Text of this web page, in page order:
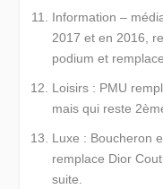
Information –
2017 et en 2016,
podium et
Loisirs : PMU
mais qui reste
Luxe : Boucheron
remplace Dior
suite.